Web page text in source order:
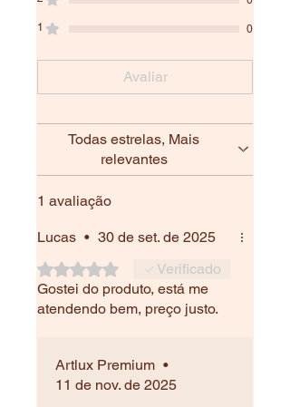
1 0
Avaliar
Todas estrelas, Mais
relevantes
1 avaliação
Lucas • 30 de set. de 2025
Rated 5 out of 5 stars.Verificado
Gostei do produto, está me
atendendo bem, preço justo.
Artlux Premium •
11 de nov. de 2025